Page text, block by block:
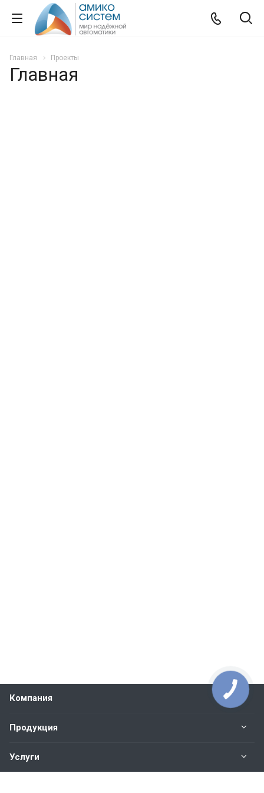
Главная Проекты
Главная
Компания
Продукция
Услуги